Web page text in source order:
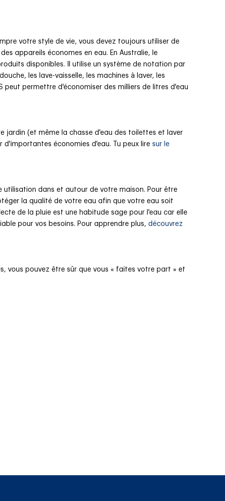
votre style de vie, vous devez toujours utiliser de
appareils économes en eau. En Australie, le
disponibles. Il utilise un système de notation par
les lave-vaisselle, les machines à laver, les
peut permettre d'économiser des milliers de litres d'eau
jardin (et même la chasse d'eau des toilettes et laver
d'importantes économies d'eau. Tu peux lire sur le
dans et autour de votre maison. Pour être
la qualité de votre eau afin que votre eau soit
de la pluie est une habitude sage pour l'eau car elle
pour vos besoins. Pour apprendre plus, découvrez
vous pouvez être sûr que vous « faites votre part » et